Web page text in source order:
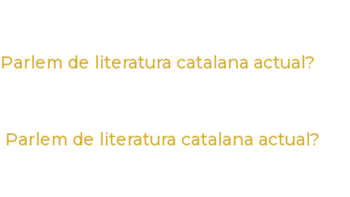
Parlem de literatura catalana actual?
Parlem de literatura catalana actual?